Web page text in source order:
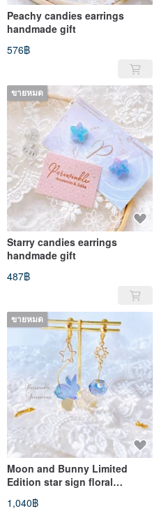
Peachy candies earrings
handmade gift
576฿
ขายหมด
Starry candies earrings
handmade gift
487฿
ขายหมด
Moon and Bunny Limited
Edition star sign floral
bracelet and earrings set
1,040฿